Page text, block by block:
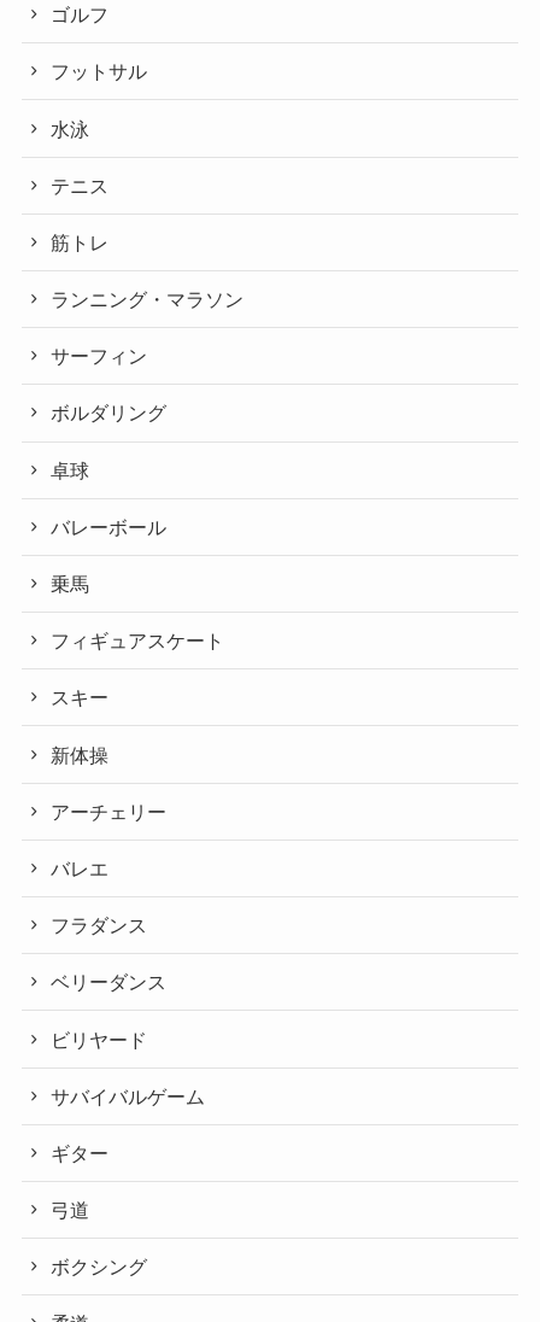
ゴルフ
フットサル
水泳
テニス
筋トレ
ランニング・マラソン
サーフィン
ボルダリング
卓球
バレーボール
乗馬
フィギュアスケート
スキー
新体操
アーチェリー
バレエ
フラダンス
ベリーダンス
ビリヤード
サバイバルゲーム
ギター
弓道
ボクシング